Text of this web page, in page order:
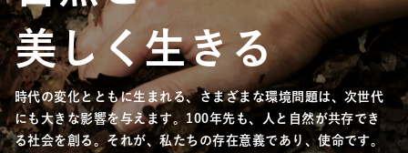
美しく生きる
時代の変化とともに生まれる、さまざまな環境問題は、次世代
にも大きな影響を与えます。100年先も、人と自然が共存でき
る社会を創る。それが、私たちの存在意義であり、使命です。